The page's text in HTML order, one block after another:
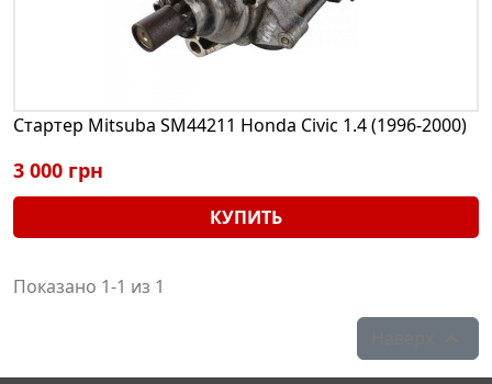
Стартер Mitsuba SM44211 Honda Civic 1.4 (1996-2000)
3 000 грн
КУПИТЬ
Показано 1-1 из 1